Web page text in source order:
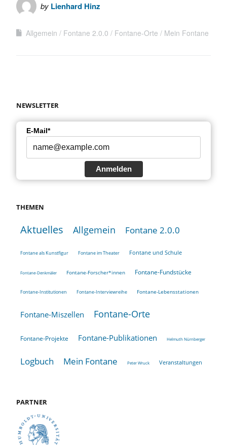
by Lienhard Hinz
Allgemein Fontane 2.0.0 Fontane-Orte Mein Fontane
NEWSLETTER
E-Mail*
Anmelden
THEMEN
Aktuelles Allgemein Fontane 2.0.0
Fontane als Kunstfigur Fontane im Theater Fontane und Schule
Fontane-Denkmäler Fontane-Forscher*innen Fontane-Fundstücke
Fontane-Institutionen Fontane-Interviewreihe Fontane-Lebensstationen
Fontane-Miszellen Fontane-Orte
Fontane-Projekte Fontane-Publikationen Helmuth Nürnberger
Logbuch Mein Fontane Peter Wruck Veranstaltungen
PARTNER